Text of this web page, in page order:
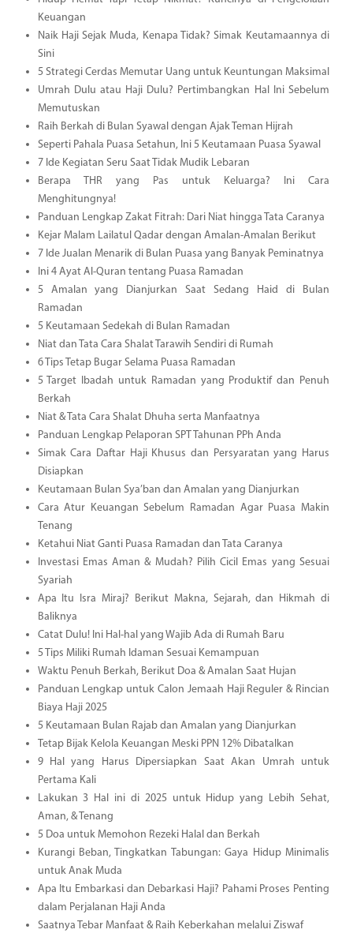
Keuangan
Naik Haji Sejak Muda, Kenapa Tidak? Simak Keutamaannya di
Sini
5 Strategi Cerdas Memutar Uang untuk Keuntungan Maksimal
Umrah Dulu atau Haji Dulu? Pertimbangkan Hal Ini Sebelum
Memutuskan
Raih Berkah di Bulan Syawal dengan Ajak Teman Hijrah
Seperti Pahala Puasa Setahun, Ini 5 Keutamaan Puasa Syawal
7 Ide Kegiatan Seru Saat Tidak Mudik Lebaran
Berapa THR yang Pas untuk Keluarga? Ini Cara
Menghitungnya!
Panduan Lengkap Zakat Fitrah: Dari Niat hingga Tata Caranya
Kejar Malam Lailatul Qadar dengan Amalan-Amalan Berikut
7 Ide Jualan Menarik di Bulan Puasa yang Banyak Peminatnya
Ini 4 Ayat Al-Quran tentang Puasa Ramadan
5 Amalan yang Dianjurkan Saat Sedang Haid di Bulan
Ramadan
5 Keutamaan Sedekah di Bulan Ramadan
Niat dan Tata Cara Shalat Tarawih Sendiri di Rumah
6 Tips Tetap Bugar Selama Puasa Ramadan
5 Target Ibadah untuk Ramadan yang Produktif dan Penuh
Berkah
Niat & Tata Cara Shalat Dhuha serta Manfaatnya
Panduan Lengkap Pelaporan SPT Tahunan PPh Anda
Simak Cara Daftar Haji Khusus dan Persyaratan yang Harus
Disiapkan
Keutamaan Bulan Sya’ban dan Amalan yang Dianjurkan
Cara Atur Keuangan Sebelum Ramadan Agar Puasa Makin
Tenang
Ketahui Niat Ganti Puasa Ramadan dan Tata Caranya
Investasi Emas Aman & Mudah? Pilih Cicil Emas yang Sesuai
Syariah
Apa Itu Isra Miraj? Berikut Makna, Sejarah, dan Hikmah di
Baliknya
Catat Dulu! Ini Hal-hal yang Wajib Ada di Rumah Baru
5 Tips Miliki Rumah Idaman Sesuai Kemampuan
Waktu Penuh Berkah, Berikut Doa & Amalan Saat Hujan
Panduan Lengkap untuk Calon Jemaah Haji Reguler & Rincian
Biaya Haji 2025
5 Keutamaan Bulan Rajab dan Amalan yang Dianjurkan
Tetap Bijak Kelola Keuangan Meski PPN 12% Dibatalkan
9 Hal yang Harus Dipersiapkan Saat Akan Umrah untuk
Pertama Kali
Lakukan 3 Hal ini di 2025 untuk Hidup yang Lebih Sehat,
Aman, & Tenang
5 Doa untuk Memohon Rezeki Halal dan Berkah
Kurangi Beban, Tingkatkan Tabungan: Gaya Hidup Minimalis
untuk Anak Muda
Apa Itu Embarkasi dan Debarkasi Haji? Pahami Proses Penting
dalam Perjalanan Haji Anda
Saatnya Tebar Manfaat & Raih Keberkahan melalui Ziswaf